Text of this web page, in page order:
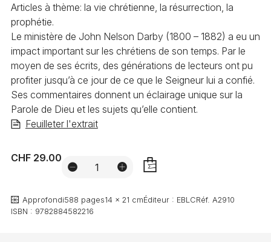
Articles à thème: la vie chrétienne, la résurrection, la
prophétie.
Le ministère de John Nelson Darby (1800 – 1882) a eu un
impact important sur les chrétiens de son temps. Par le
moyen de ses écrits, des générations de lecteurs ont pu
profiter jusqu’à ce jour de ce que le Seigneur lui a confié.
Ses commentaires donnent un éclairage unique sur la
Parole de Dieu et les sujets qu’elle contient.
Feuilleter l'extrait
CHF 29.00
Approfondi588 pages14 x 21 cmÉditeur : EBLCRéf.A2910
ISBN : 9782884582216